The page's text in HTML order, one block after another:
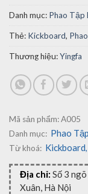
Danh mục: Phao Tập
Thẻ: Kickboard,
Thương hiệu:Yingfa
Mã sản phẩm:A005
Danh mục: Phao
Từ khoá: Kickboard,
Địa chỉ: Số 3
Xuân, Hà Nội